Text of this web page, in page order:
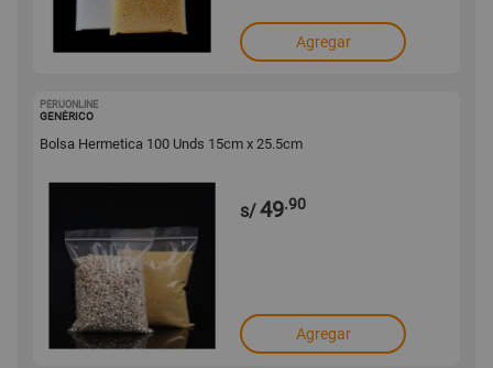
Agregar
PERUONLINE
GENÉRICO
Bolsa Hermetica 100 Unds 15cm x 25.5cm
s/49.90
Agregar